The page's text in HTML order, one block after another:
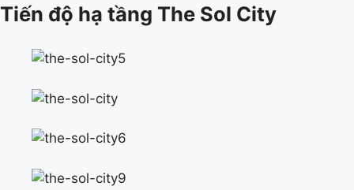
Tiến độ hạ tầng The Sol City